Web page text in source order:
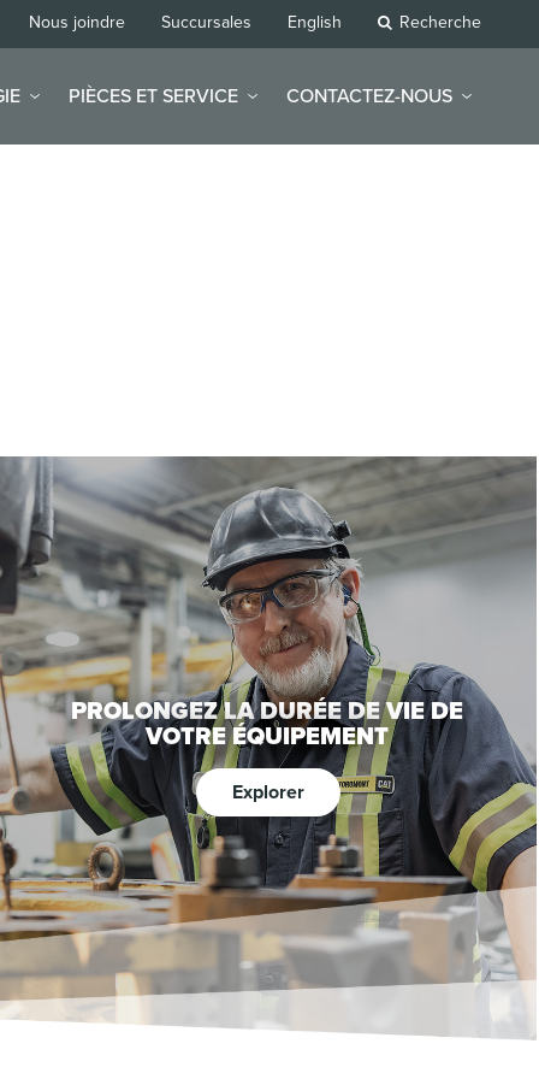
Nous joindre Succursales English Recherche
PIÈCES ET SERVICE CONTACTEZ-NOUS
PROLONGEZ LA DURÉE DE VIE DE
VOTRE ÉQUIPEMENT
Explorer